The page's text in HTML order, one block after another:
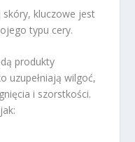
skóry, kluczowe jest
typu cery.
produkty
uzupełniają wilgoć,
i szorstkości.